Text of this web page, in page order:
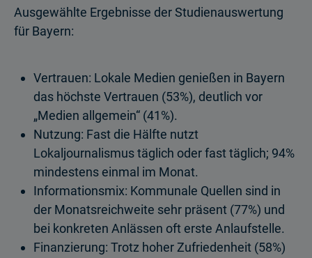
Ausgewählte Ergebnisse der Studienauswertung
für Bayern:
Vertrauen: Lokale Medien genießen in Bayern
das höchste Vertrauen (53%), deutlich vor
„Medien allgemein“ (41%).
Nutzung: Fast die Hälfte nutzt
Lokaljournalismus täglich oder fast täglich; 94%
mindestens einmal im Monat.
Informationsmix: Kommunale Quellen sind in
der Monatsreichweite sehr präsent (77%) und
bei konkreten Anlässen oft erste Anlaufstelle.
Finanzierung: Trotz hoher Zufriedenheit (58%)